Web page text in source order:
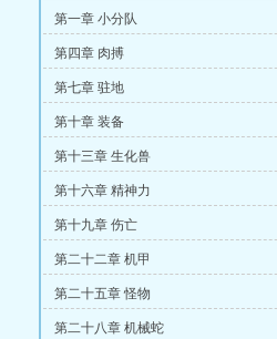
第一章 小分队
第四章 肉搏
第七章 驻地
第十章 装备
第十三章 生化兽
第十六章 精神力
第十九章 伤亡
第二十二章 机甲
第二十五章 怪物
第二十八章 机械蛇